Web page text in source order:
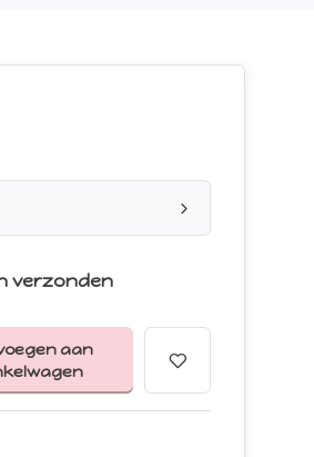
verzonden
aan